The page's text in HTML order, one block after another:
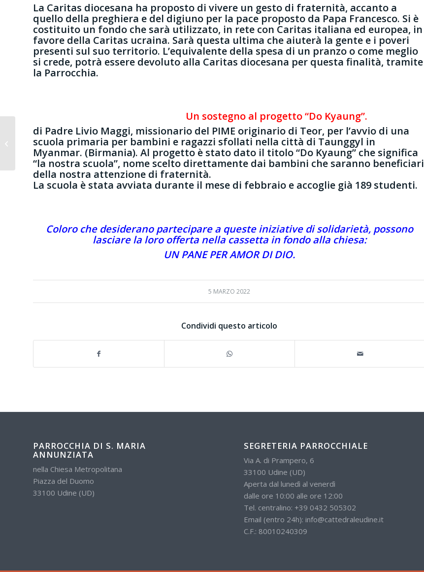
La Caritas diocesana ha proposto di vivere un gesto di fraternità, accanto a
quello della preghiera e del digiuno per la pace proposto da Papa Francesco. Si è
costituito un fondo che sarà utilizzato, in rete con Caritas italiana ed europea, in
favore della Caritas ucraina. Sarà questa ultima che aiuterà la gente e i poveri
presenti sul suo territorio. L’equivalente della spesa di un pranzo o come meglio
si crede, potrà essere devoluto alla Caritas diocesana per questa finalità, tramite
la Parrocchia.
Un sostegno al progetto “Do Kyaung”.
di Padre Livio Maggi, missionario del PIME originario di Teor, per l’avvio di una
scuola primaria per bambini e ragazzi sfollati nella città di Taunggyl in
Myanmar. (Birmania). Al progetto è stato dato il titolo “Do Kyaung” che significa
“la nostra scuola”, nome scelto direttamente dai bambini che saranno beneficiari
della nostra attenzione di fraternità.
La scuola è stata avviata durante il mese di febbraio e accoglie già 189 studenti.
Coloro che desiderano partecipare a queste iniziative di solidarietà, possono
lasciare la loro offerta nella cassetta in fondo alla chiesa:
UN PANE PER AMOR DI DIO.
5 MARZO 2022
Condividi questo articolo
PARROCCHIA DI S. MARIA
ANNUNZIATA
nella Chiesa Metropolitana
Piazza del Duomo
33100 Udine (UD)
SEGRETERIA PARROCCHIALE
Via A. di Prampero, 6
33100 Udine (UD)
Aperta dal lunedì al venerdì
dalle ore 10:00 alle ore 12:00
Tel. centralino: +39 0432 505302
Email (entro 24h): info@cattedraleudine.it
C.F.: 80010240309
Esercizi Spirituali per i
Giovani